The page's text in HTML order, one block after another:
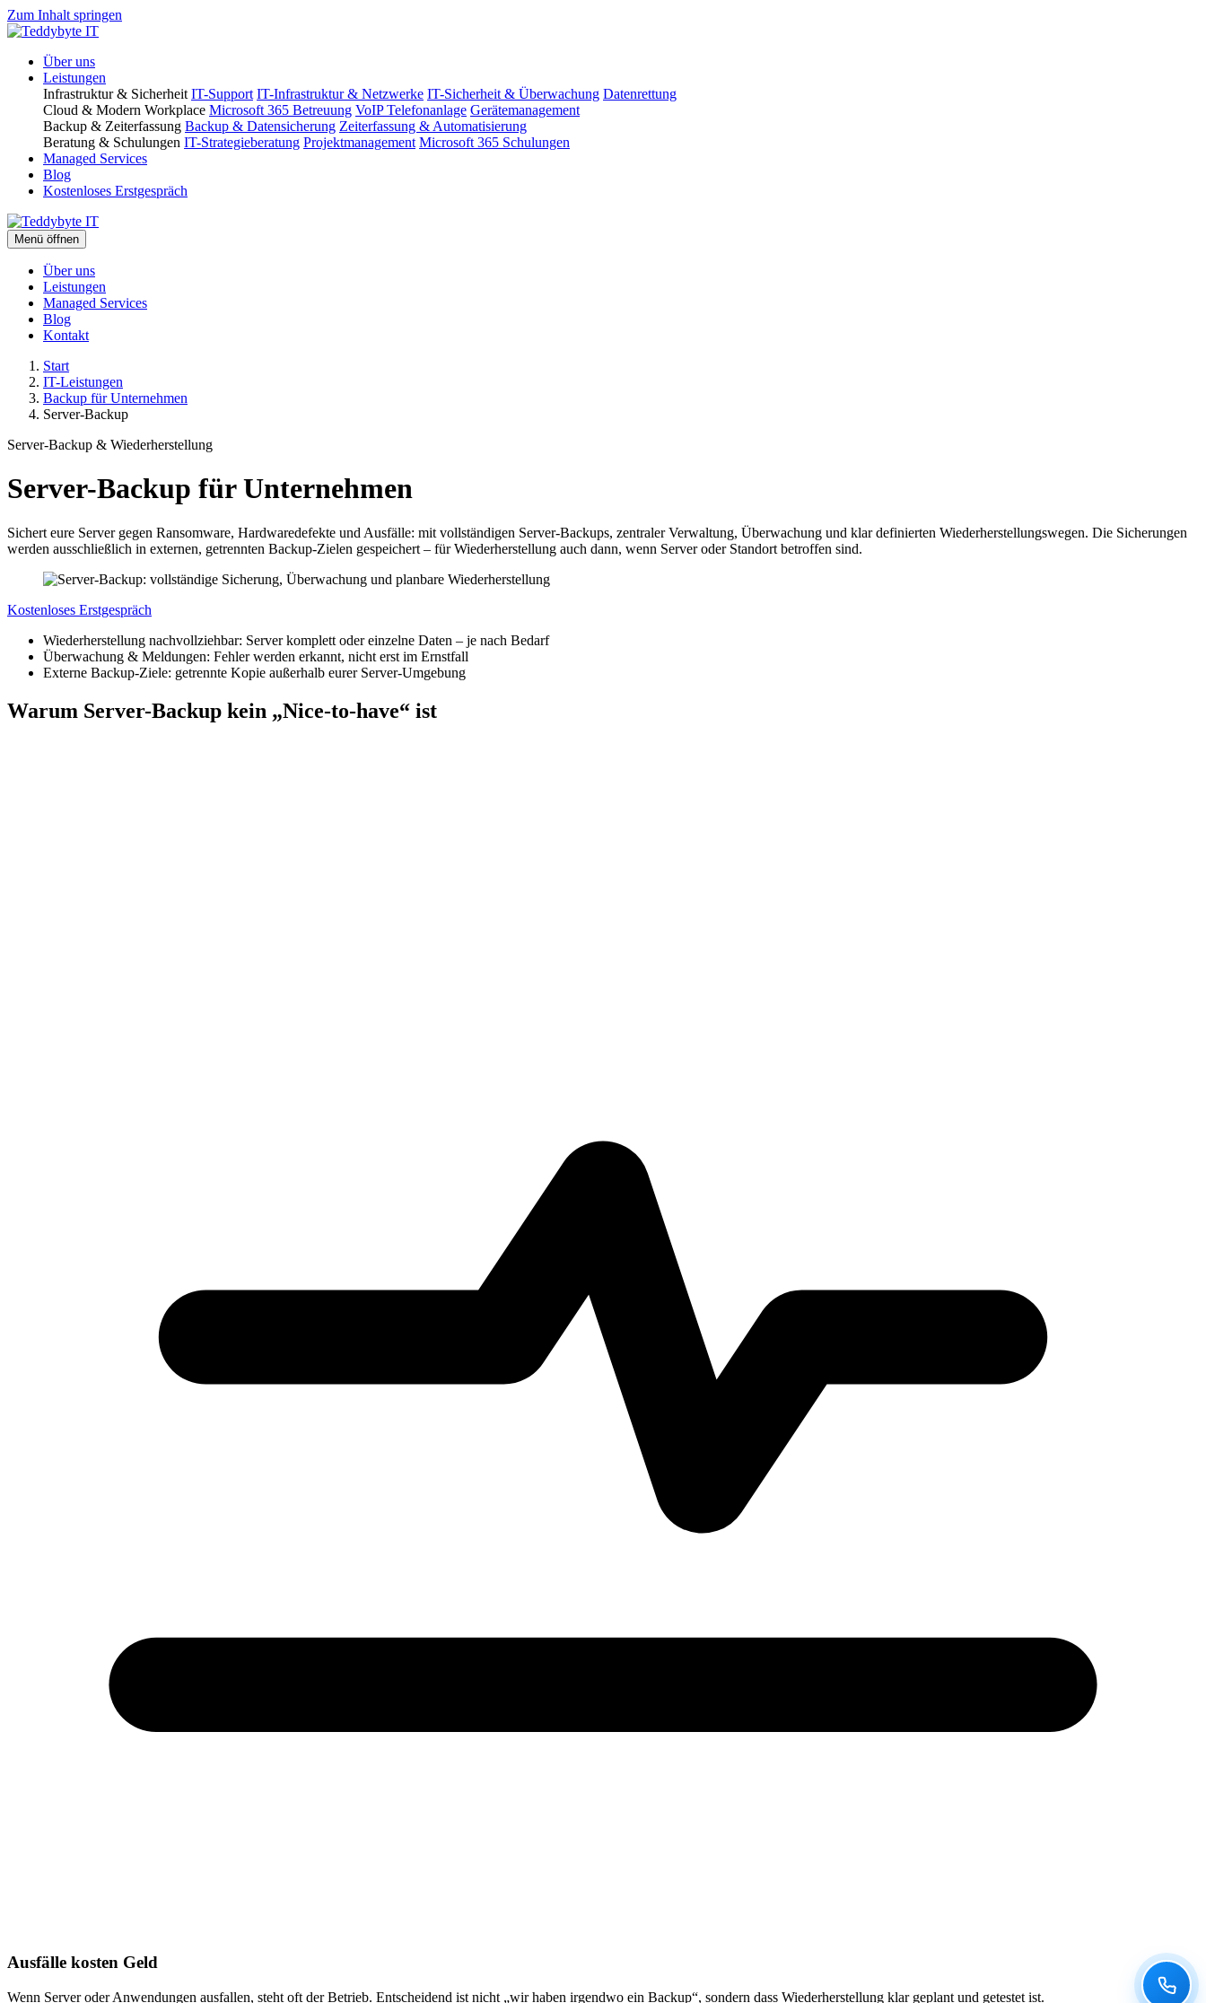
Zum Inhalt springen
Über uns
Leistungen
Infrastruktur & Sicherheit IT-Support IT-Infrastruktur & Netzwerke IT-Sicherheit & Überwachung Datenrettung
Cloud & Modern Workplace Microsoft 365 Betreuung VoIP Telefonanlage Gerätemanagement
Backup & Zeiterfassung Backup & Datensicherung Zeiterfassung & Automatisierung
Beratung & Schulungen IT-Strategieberatung Projektmanagement Microsoft 365 Schulungen
Managed Services
Blog
Kostenloses Erstgespräch
Menü öffnen
Über uns
Leistungen
Managed Services
Blog
Kontakt
Start
IT-Leistungen
Backup für Unternehmen
Server-Backup
Server-Backup & Wiederherstellung
Server-Backup für Unternehmen
Sichert eure Server gegen Ransomware, Hardwaredefekte und Ausfälle: mit vollständigen Server-Backups, zentraler Verwaltung, Überwachung und klar definierten Wiederherstellungswegen. Die Sicherungen
werden ausschließlich in externen, getrennten Backup-Zielen gespeichert – für Wiederherstellung auch dann, wenn Server oder Standort betroffen sind.
Kostenloses Erstgespräch
Wiederherstellung nachvollziehbar: Server komplett oder einzelne Daten – je nach Bedarf
Überwachung & Meldungen: Fehler werden erkannt, nicht erst im Ernstfall
Externe Backup-Ziele: getrennte Kopie außerhalb eurer Server-Umgebung
Warum Server-Backup kein „Nice-to-have“ ist
Ausfälle kosten Geld
Wenn Server oder Anwendungen ausfallen, steht oft der Betrieb. Entscheidend ist nicht „wir haben irgendwo ein Backup“, sondern dass Wiederherstellung klar geplant und getestet ist.